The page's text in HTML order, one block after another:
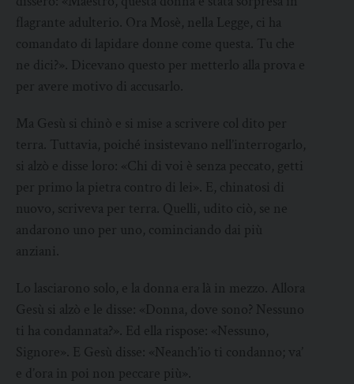
flagrante adulterio. Ora Mosè, nella Legge, ci ha
comandato di lapidare donne come questa. Tu che
ne dici?». Dicevano questo per metterlo alla prova e
per avere motivo di accusarlo.
Ma Gesù si chinò e si mise a scrivere col dito per
terra. Tuttavia, poiché insistevano nell’interrogarlo,
si alzò e disse loro: «Chi di voi è senza peccato, getti
per primo la pietra contro di lei». E, chinatosi di
nuovo, scriveva per terra. Quelli, udito ciò, se ne
andarono uno per uno, cominciando dai più
anziani.
Lo lasciarono solo, e la donna era là in mezzo. Allora
Gesù si alzò e le disse: «Donna, dove sono? Nessuno
ti ha condannata?». Ed ella rispose: «Nessuno,
Signore». E Gesù disse: «Neanch’io ti condanno; va’
e d’ora in poi non peccare più».